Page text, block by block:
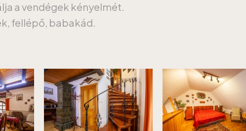
a vendégek kényelmét.
fellépő, babakád.